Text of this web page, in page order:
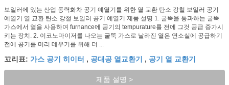
보일러에 있는 산업 동력화차 공기 예열기를 위한 열 교환 탄소 강철 보일러 공기
예열기 열 교환 탄소 강철 보일러 공기 예열기 제품 설명 1. 굴뚝을 통과하는 굴뚝
가스에서 열을 사용하여 furnance에 공기의 tempurature를 전에 그것 공급 증가시
키는 장치. 2. 이코노마이저를 나오는 굴뚝 가스로 날라진 열은 연소실에 공급하기
전에 공기를 미리 데우기를 위해 더 ...
꼬리표: 가스 공기 히이터 , 공대공 열교환기 , 공기 열 교환기
제품 설명 >